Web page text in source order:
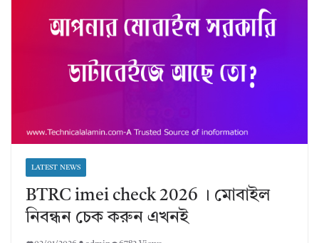
LATEST NEWS
BTRC imei check 2026 । মোবাইল
নিবন্ধন চেক করুন এখনই